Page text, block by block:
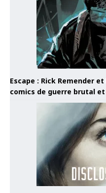
Escape : Rick Remender
comics de guerre brutal